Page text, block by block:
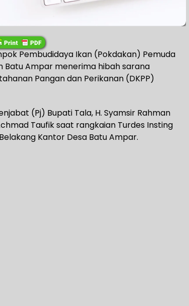
Pembudidaya Ikan (Pokdakan) Pemuda
Batu Ampar menerima hibah sarana
Pangan dan Perikanan (DKPP)
(Pj) Bupati Tala, H. Syamsir Rahman
Taufik saat rangkaian Turdes Insting
Kantor Desa Batu Ampar.